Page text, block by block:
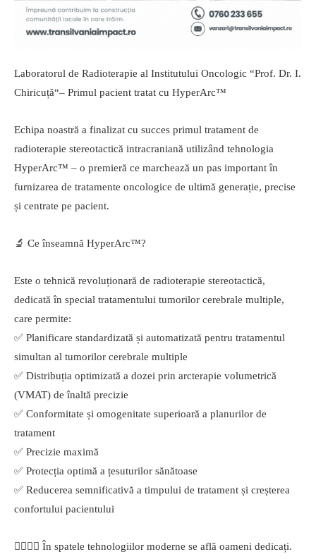
Laboratorul de Radioterapie al Institutului Oncologic “Prof. Dr. I.
Chiricuță“– Primul pacient tratat cu HyperArc™
Echipa noastră a finalizat cu succes primul tratament de
radioterapie stereotactică intracraniană utilizând tehnologia
HyperArc™ – o premieră ce marchează un pas important în
furnizarea de tratamente oncologice de ultimă generație, precise
și centrate pe pacient.
🔬 Ce înseamnă HyperArc™?
Este o tehnică revoluționară de radioterapie stereotactică,
dedicată în special tratamentului tumorilor cerebrale multiple,
care permite:
✅ Planificare standardizată și automatizată pentru tratamentul
simultan al tumorilor cerebrale multiple
✅ Distribuția optimizată a dozei prin arcterapie volumetrică
(VMAT) de înaltă precizie
✅ Conformitate și omogenitate superioară a planurilor de
tratament
✅ Precizie maximă
✅ Protecția optimă a țesuturilor sănătoase
✅ Reducerea semnificativă a timpului de tratament și creșterea
confortului pacientului
👩‍⚕️👨‍⚕️ În spatele tehnologiilor moderne se află oameni dedicați.